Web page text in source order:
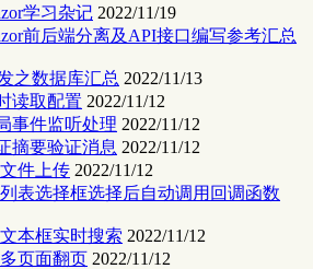
学习杂记 2022/11/19
前后端分离及API接口编写参考汇总
之数据库汇总 2022/11/13
读取配置 2022/11/12
事件监听处理 2022/11/12
摘要验证消息 2022/11/12
件上传 2022/11/12
表选择框选择后自动调用回调函数
本框实时搜索 2022/11/12
页面翻页 2022/11/12